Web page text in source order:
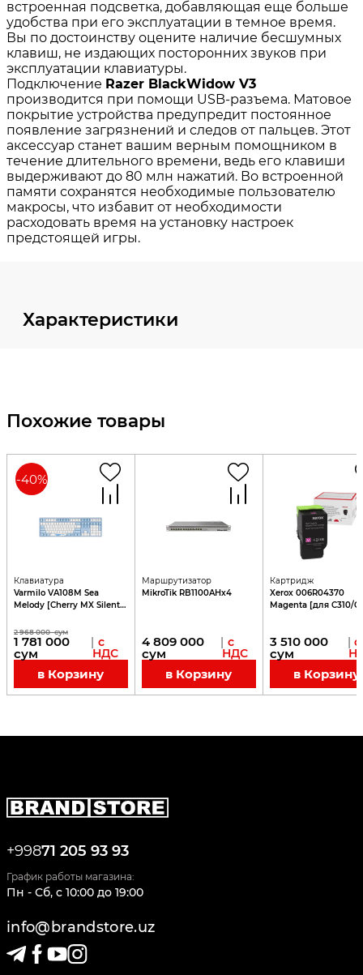
Характеристики
Похожие товары
-40%
Клавиатура
Varmilo VA108M Sea
Melody [Cherry MX Silent
2 968 000 сум
1 781 000
сум
| с
НДС
в Корзину
Маршрутизатор
MikroTik RB1100AHx4
4 809 000
сум
| с
НДС
в Корзину
Картридж
Xerox 006R04370
Magenta [для C310/
3 510 000
сум
| с
в Корзину
+99871 205 93 93
График работы магазина:
Пн - Сб, c 10:00 до 19:00
info@brandstore.uz